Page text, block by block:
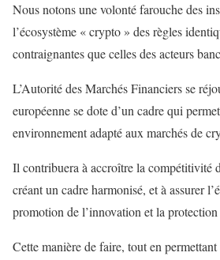
Nous notons une volonté farouche des
l’écosystème « crypto » des règles
contraignantes que celles des acteurs
L’Autorité des Marchés Financiers se
européenne se dote d’un cadre qui
environnement adapté aux marchés de
Il contribuera à accroître la compétitivité
créant un cadre harmonisé, et à assurer
promotion de l’innovation et la protection
Cette manière de faire, tout en